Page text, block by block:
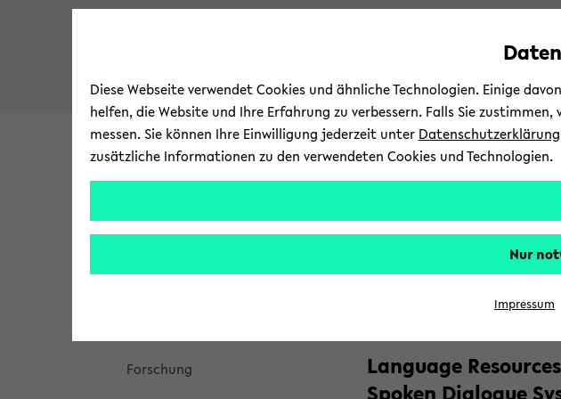
Fa­kul­tät For­schung
wechseln
For­schung
über­
und
zum
Haupt­
Lan­guage
Diese Webseite verwendet Cookies und ähnliche Technologien. Einige
helfen, die Website und Ihre Erfahrung zu verbessern. Falls Sie
messen. Sie können Ihre Einwilligung jederzeit unter Datenschutzerklärung
zusätzliche Informationen zu den verwendeten Cookies und Technologien.
Nur
Impressum